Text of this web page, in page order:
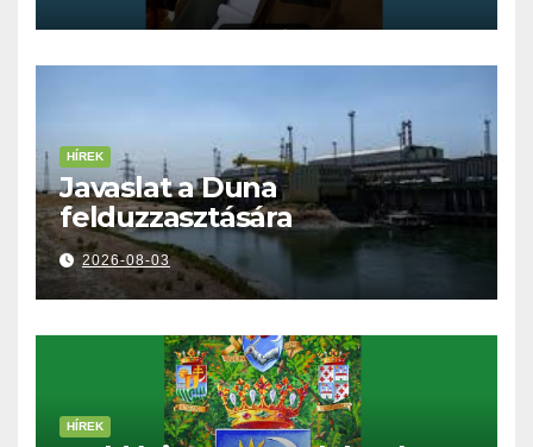
HÍREK
Javaslat a Duna
felduzzasztására
2026-08-03
HÍREK